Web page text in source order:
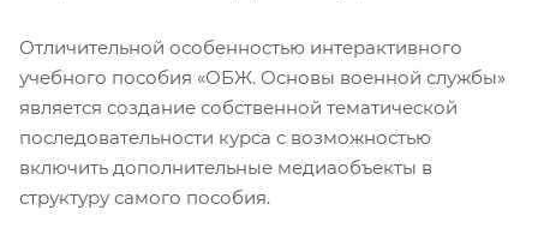
Отличительной особенностью интерактивного
учебного пособия «ОБЖ. Основы военной службы»
является создание собственной тематической
последовательности курса с возможностью
включить дополнительные медиаобъекты в
структуру самого пособия.